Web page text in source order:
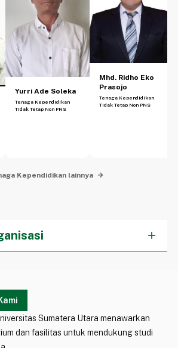
Yurri Ade Soleka
Tenaga Kependidikan
Tidak Tetap Non PNS
Mhd. Ridho Eko
Prasojo
Tenaga Kependidikan
Tidak Tetap Non PNS
Kependidikan lainnya
add
Sumatera Utara menawarkan
dan fasilitas untuk mendukung studi